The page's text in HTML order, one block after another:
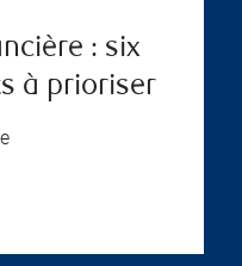
: six
à prioriser